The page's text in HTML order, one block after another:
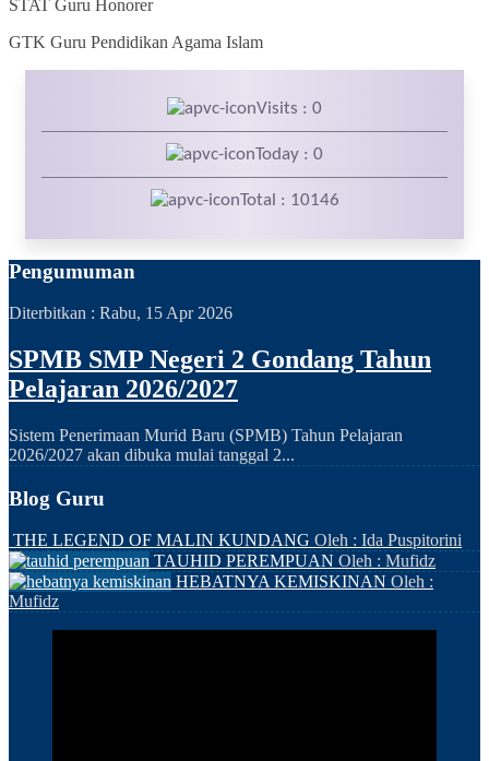
STAT Guru Honorer
GTK Guru Pendidikan Agama Islam
Visits : 0
Today : 0
Total : 10146
Pengumuman
Diterbitkan : Rabu, 15 Apr 2026
SPMB SMP Negeri 2 Gondang Tahun
Pelajaran 2026/2027
Sistem Penerimaan Murid Baru (SPMB) Tahun Pelajaran
2026/2027 akan dibuka mulai tanggal 2...
Blog Guru
THE LEGEND OF MALIN KUNDANG Oleh : Ida Puspitorini
TAUHID PEREMPUAN Oleh : Mufidz
HEBATNYA KEMISKINAN Oleh :
Mufidz